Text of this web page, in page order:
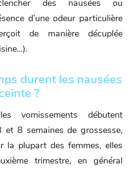
des nausées ou
d’une odeur particulière
de manière décuplée
durent les nausées
?
vomissements débutent
et 8 semaines de grossesse,
la plupart des femmes, elles
trimestre, en général